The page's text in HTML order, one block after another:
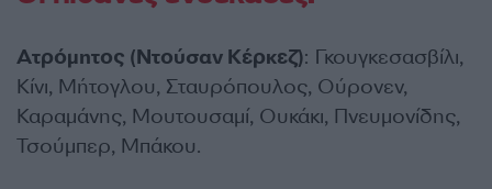
Ατρόμητος (Ντούσαν Κέρκεζ): Γκουγκεσασβίλι,
Κίνι, Μήτογλου, Σταυρόπουλος, Ούρονεν,
Καραμάνης, Μουτουσαμί, Ουκάκι, Πνευμονίδης,
Τσούμπερ, Μπάκου.